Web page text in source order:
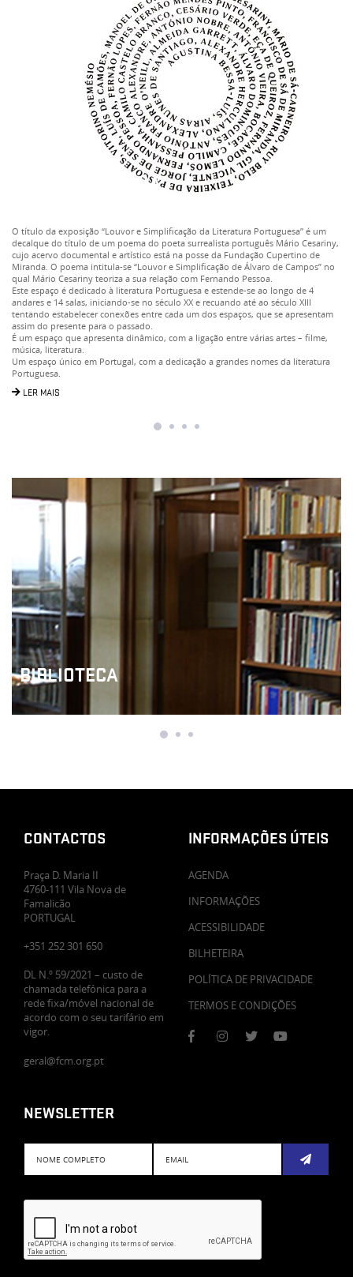
TORRE LITERÁRIA
O título da exposição “Louvor e Simplificação da Literatura Portuguesa” é um
decalque do título de um poema do poeta surrealista português Mário Cesariny,
cujo acervo documental e artístico está na posse da Fundação Cupertino de
Miranda. O poema intitula-se “Louvor e Simplificação de Álvaro de Campos” no
qual Mário Cesariny teoriza a sua relação com Fernando Pessoa.
Este espaço é dedicado à literatura Portuguesa e estende-se ao longo de 4
andares e 14 salas, iniciando-se no século XX e recuando até ao século XIII
tentando estabelecer conexões entre cada um dos espaços, que se apresentam
assim do presente para o passado.
É um espaço que apresenta dinâmico, com a ligação entre várias artes – filme,
música, literatura.
Um espaço único em Portugal, com a dedicação a grandes nomes da literatura
Portuguesa.
LER MAIS
BIBLIOTECA
CONTACTOS
Praça D. Maria II
4760-111 Vila Nova de
Famalicão
PORTUGAL
+351 252 301 650
DL N.º 59/2021 – custo de
chamada telefónica para a
rede fixa/móvel nacional de
acordo com o seu tarifário em
vigor.
geral@fcm.org.pt
INFORMAÇÕES ÚTEIS
AGENDA
INFORMAÇÕES
ACESSIBILIDADE
BILHETEIRA
POLÍTICA DE PRIVACIDADE
TERMOS E CONDIÇÕES
NEWSLETTER